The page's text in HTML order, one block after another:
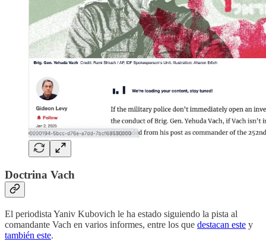
Doctrina Vach
El periodista Yaniv Kubovich le ha estado siguiendo la pista al
comandante Vach en varios informes, entre los que destacan este y
también este.